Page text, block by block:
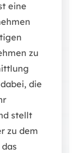
eine
zu
die
stellt
zu dem